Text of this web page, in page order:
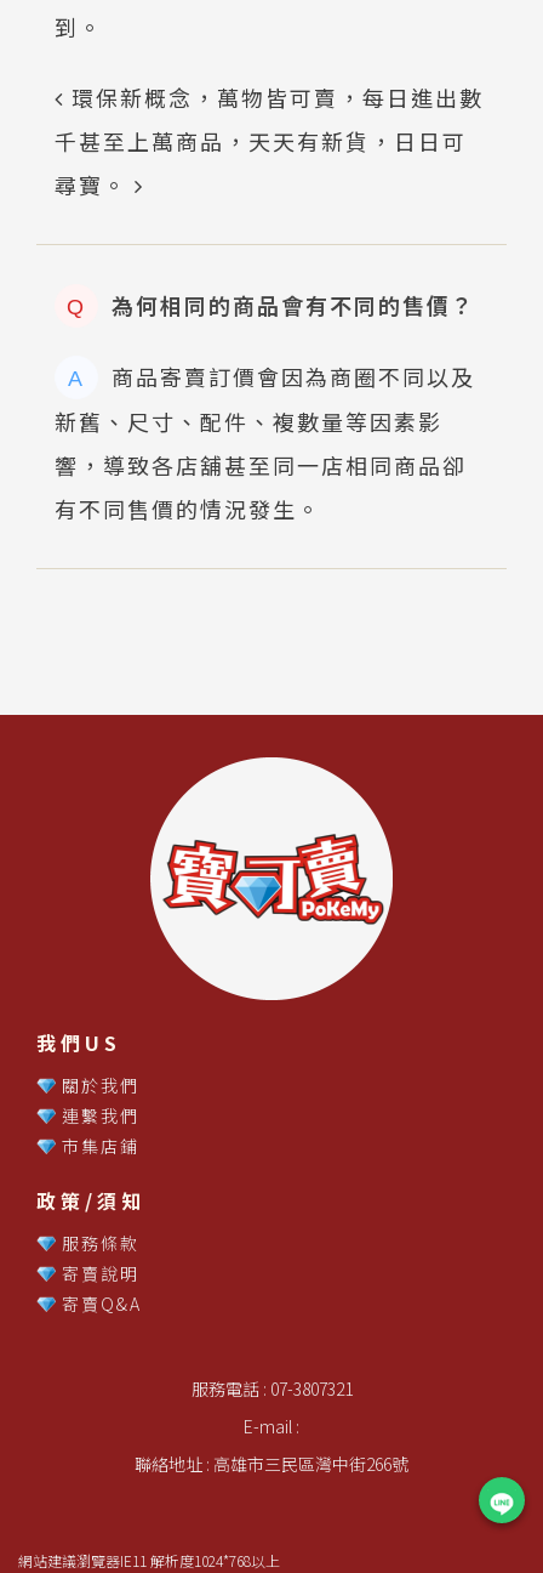
到。
環保新概念，萬物皆可賣，每日進出數
千甚至上萬商品，天天有新貨，日日可
尋寶。
Q 為何相同的商品會有不同的售價？
A
商品寄賣訂價會因為商圈不同以及
新舊、尺寸、配件、複數量等因素影
響，導致各店舖甚至同一店相同商品卻
有不同售價的情況發生。
我們US
關於我們
連繫我們
市集店鋪
政策/須知
服務條款
寄賣說明
寄賣Q&A
服務電話 : 07-3807321
E-mail :
聯絡地址 : 高雄市三民區灣中街266號
網站建議瀏覽器IE11 解析度1024*768以上